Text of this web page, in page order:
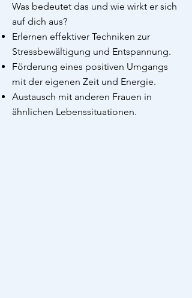
Was bedeutet das und wie wirkt er sich
auf dich aus?
Erlernen effektiver Techniken zur
Stressbewältigung und Entspannung.
Förderung eines positiven Umgangs
mit der eigenen Zeit und Energie.
Austausch mit anderen Frauen in
ähnlichen Lebenssituationen.